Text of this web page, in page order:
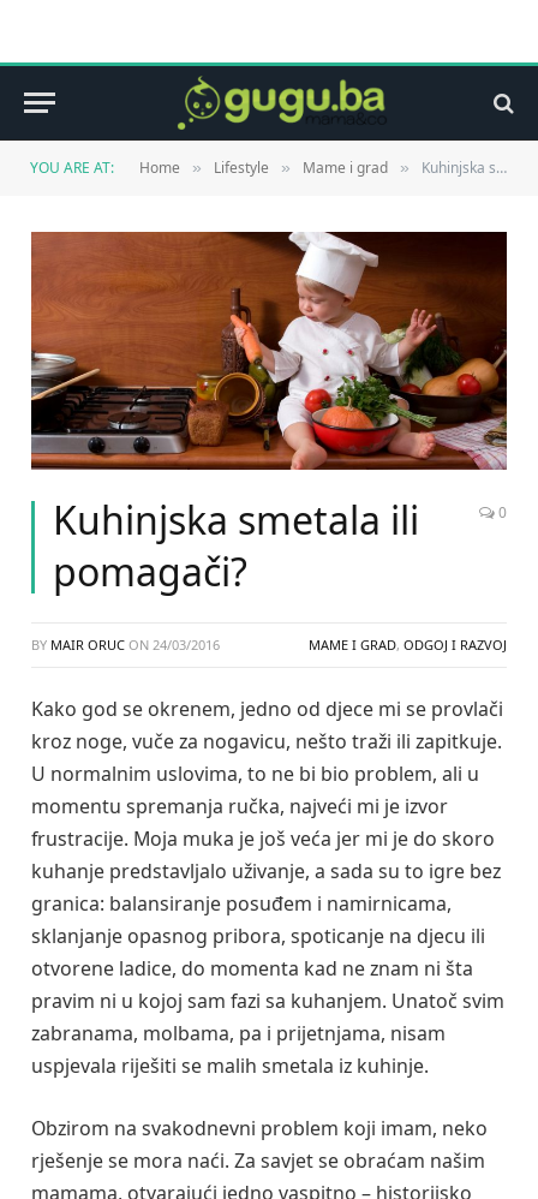
YOU ARE AT: Home » Lifestyle » Mame i grad » Kuhinjska smetala ili pomagači?
Kuhinjska smetala ili
pomagači?
0
BY MAIR ORUC ON 24/03/2016 MAME I GRAD, ODGOJ I RAZVOJ
Kako god se okrenem, jedno od djece mi se provlači
kroz noge, vuče za nogavicu, nešto traži ili zapitkuje.
U normalnim uslovima, to ne bi bio problem, ali u
momentu spremanja ručka, najveći mi je izvor
frustracije. Moja muka je još veća jer mi je do skoro
kuhanje predstavljalo uživanje, a sada su to igre bez
granica: balansiranje posuđem i namirnicama,
sklanjanje opasnog pribora, spoticanje na djecu ili
otvorene ladice, do momenta kad ne znam ni šta
pravim ni u kojoj sam fazi sa kuhanjem. Unatoč svim
zabranama, molbama, pa i prijetnjama, nisam
uspjevala riješiti se malih smetala iz kuhinje.
Obzirom na svakodnevni problem koji imam, neko
rješenje se mora naći. Za savjet se obraćam našim
mamama, otvarajući jedno vaspitno – historijsko